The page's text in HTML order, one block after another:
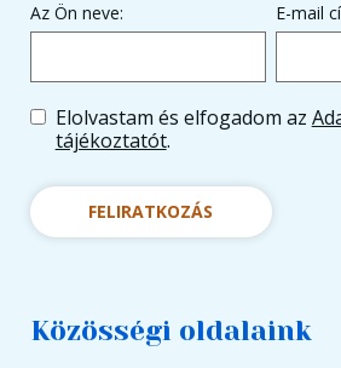
Az Ön neve: E-mail
Elolvastam és elfogadom az
tájékoztatót.
FELIRATKOZÁS
Közösségi oldalaink